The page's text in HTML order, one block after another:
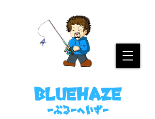
bluehaze
​－ぶるーへいずー